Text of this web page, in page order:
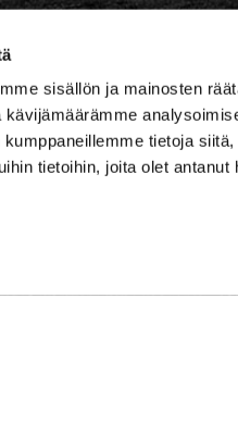
sisällön ja mainosten
tietoja
tietoihin, joita olet
Kausala